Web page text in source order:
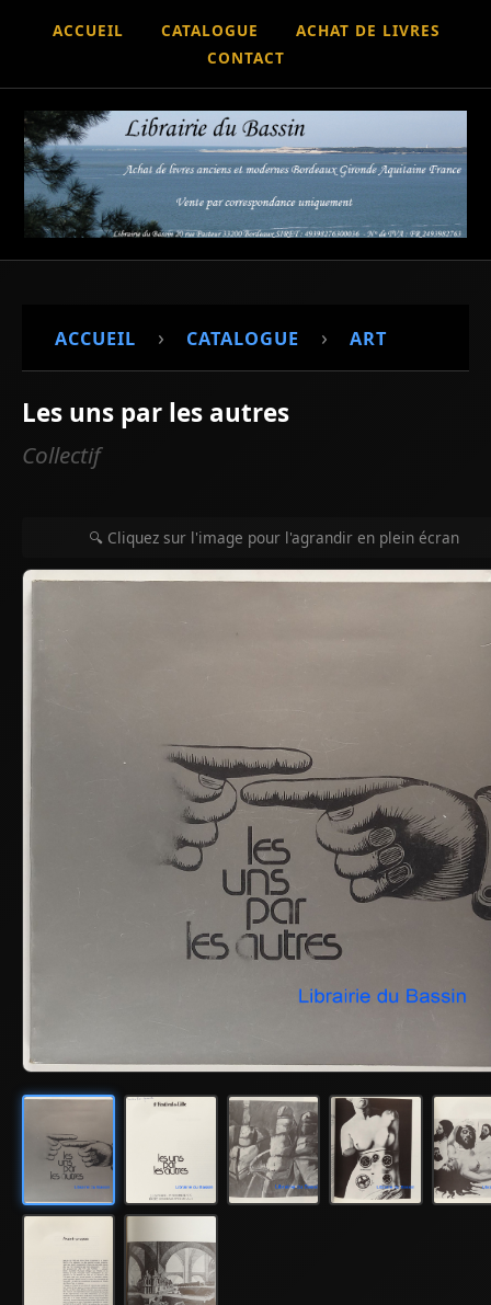
ACCUEIL CATALOGUE
ACHAT DE LIVRES
CONTACT
ACCUEIL › CATALOGUE › ART
Les uns par les autres
Collectif
🔍 Cliquez sur l'image pour l'agrandir en plein écran